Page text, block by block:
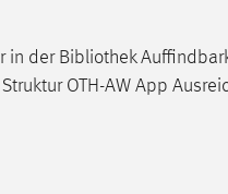
in der Bibliothek
OTH-AW App